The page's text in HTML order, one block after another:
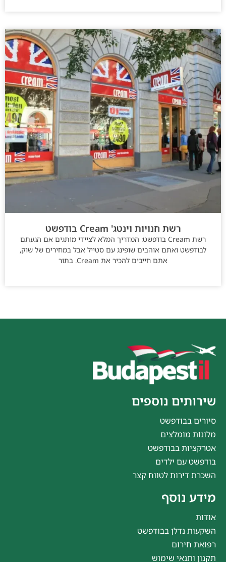
רשת חנויות וינטג' Cream בודפשט
רשת Cream בודפשט: המדריך המלא לציידי מותגים אם הגעתם
לבודפשט ואתם אוהבים שופינג עם סטייל אבל במחירים של שוק,
אתם חייבים להכיר את Cream. בתור
שירותים נוספים
סיורים בבודפשט
מלונות מומלצים
אטרקציות בבודפשט
בודפשט עם ילדים
השכרת דירות לטווח קצר
מידע נוסף
אודות
השקעות נדלן בבודפשט
רפואת חירום
תקנון ותנאי שימוש